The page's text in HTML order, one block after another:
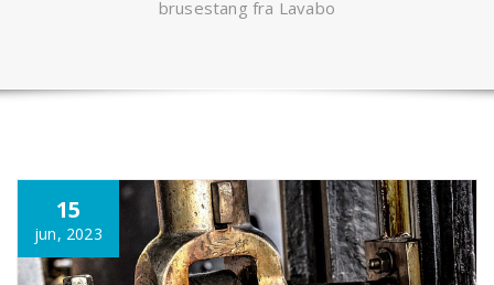
brusestang fra Lavabo
15
jun, 2023
Annonce